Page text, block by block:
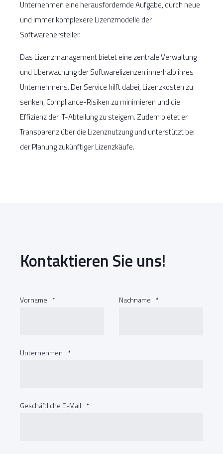
Unternehmen eine herausfordernde Aufgabe, durch neue
und immer komplexere Lizenzmodelle der
Softwarehersteller.
Das Lizenzmanagement bietet eine zentrale Verwaltung
und Überwachung der Softwarelizenzen innerhalb ihres
Unternehmens. Der Service hilft dabei, Lizenzkosten zu
senken, Compliance-Risiken zu minimieren und die
Effizienz der IT-Abteilung zu steigern. Zudem bietet er
Transparenz über die Lizenznutzung und unterstützt bei
der Planung zukünftiger Lizenzkäufe.
Kontaktieren Sie uns!
Vorname * Nachname *
Unternehmen *
Geschäftliche E-Mail *